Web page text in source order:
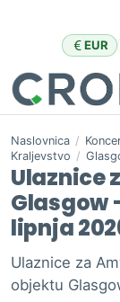
EUR
Naslovnica /
Kraljevstvo /
Ulaznice
Glasgow
lipnja
Ulaznice za
objektu